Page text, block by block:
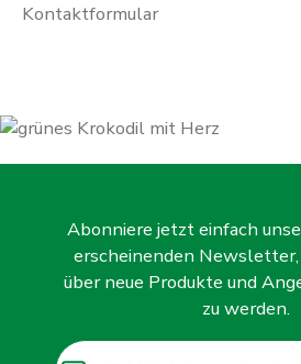
Kontaktformular
Abonniere jetzt einfach
erscheinenden
über neue Produkte und
zu werden.
E-Mail-Adresse*